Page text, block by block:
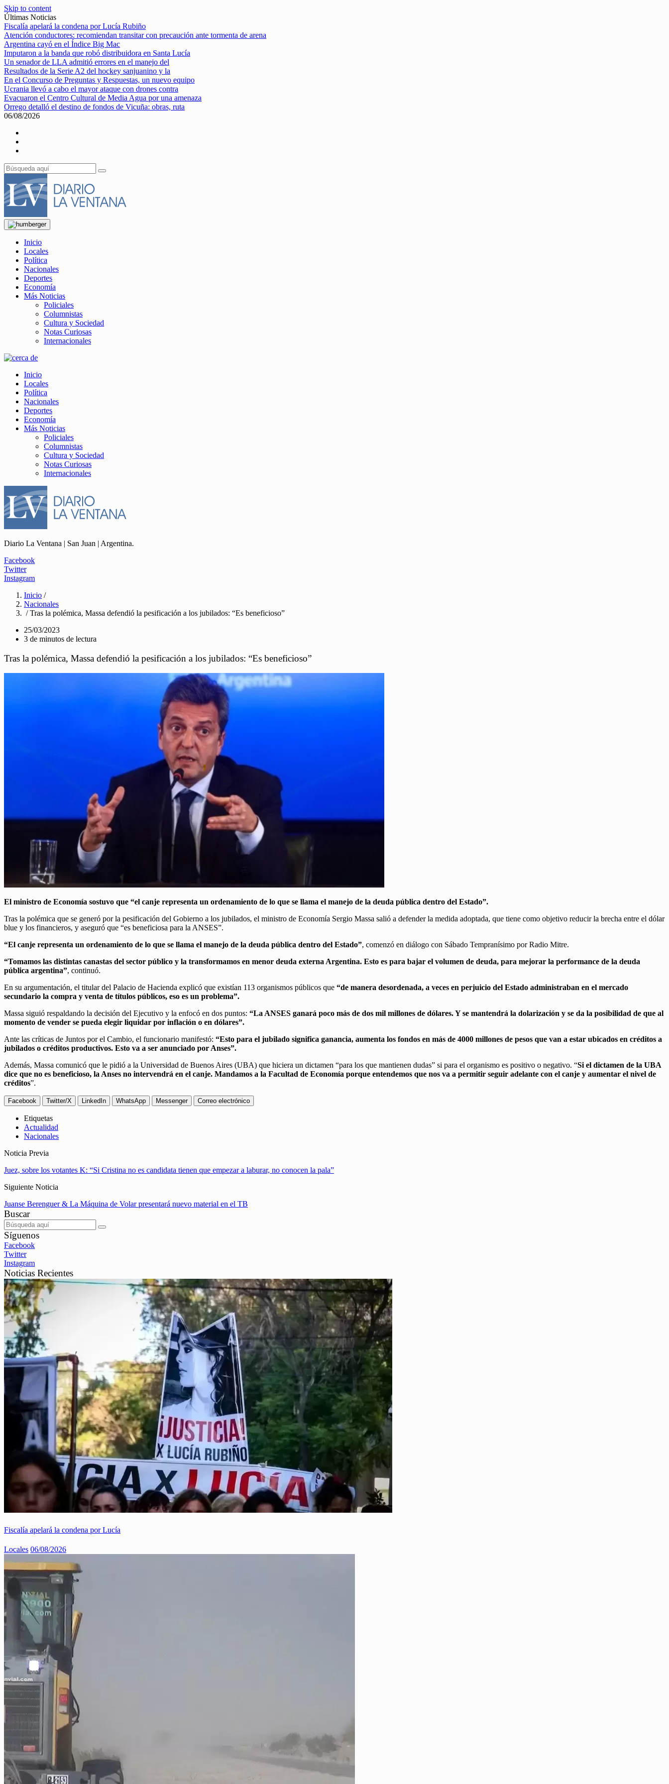
Skip to content
Últimas Noticias
Fiscalía apelará la condena por Lucía Rubiño
Atención conductores: recomiendan transitar con precaución ante tormenta de arena
Argentina cayó en el Índice Big Mac
Imputaron a la banda que robó distribuidora en Santa Lucía
Un senador de LLA admitió errores en el manejo del
Resultados de la Serie A2 del hockey sanjuanino y la
En el Concurso de Preguntas y Respuestas, un nuevo equipo
Ucrania llevó a cabo el mayor ataque con drones contra
Evacuaron el Centro Cultural de Media Agua por una amenaza
Orrego detalló el destino de fondos de Vicuña: obras, ruta
06/08/2026
Inicio
Locales
Política
Nacionales
Deportes
Economía
Más Noticias
Policiales
Columnistas
Cultura y Sociedad
Notas Curiosas
Internacionales
Inicio
Locales
Política
Nacionales
Deportes
Economía
Más Noticias
Policiales
Columnistas
Cultura y Sociedad
Notas Curiosas
Internacionales
Diario La Ventana | San Juan | Argentina.
Facebook
Twitter
Instagram
Inicio /
Nacionales
/ Tras la polémica, Massa defendió la pesificación a los jubilados: “Es beneficioso”
25/03/2023
3 de minutos de lectura
Tras la polémica, Massa defendió la pesificación a los jubilados: “Es beneficioso”
El ministro de Economía sostuvo que “el canje representa un ordenamiento de lo que se llama el manejo de la deuda pública dentro del Estado”.
Tras la polémica que se generó por la pesificación del Gobierno a los jubilados, el ministro de Economía Sergio Massa salió a defender la medida adoptada, que tiene como objetivo reducir la brecha entre el dólar
blue y los financieros, y aseguró que “es beneficiosa para la ANSES”.
“El canje representa un ordenamiento de lo que se llama el manejo de la deuda pública dentro del Estado”, comenzó en diálogo con Sábado Tempranísimo por Radio Mitre.
“Tomamos las distintas canastas del sector público y la transformamos en menor deuda externa Argentina. Esto es para bajar el volumen de deuda, para mejorar la performance de la deuda
pública argentina”, continuó.
En su argumentación, el titular del Palacio de Hacienda explicó que existían 113 organismos públicos que “de manera desordenada, a veces en perjuicio del Estado administraban en el mercado
secundario la compra y venta de títulos públicos, eso es un problema”.
Massa siguió respaldando la decisión del Ejecutivo y la enfocó en dos puntos: “La ANSES ganará poco más de dos mil millones de dólares. Y se mantendrá la dolarización y se da la posibilidad de que al
momento de vender se pueda elegir liquidar por inflación o en dólares”.
Ante las críticas de Juntos por el Cambio, el funcionario manifestó: “Esto para el jubilado significa ganancia, aumenta los fondos en más de 4000 millones de pesos que van a estar ubicados en créditos a
jubilados o créditos productivos. Esto va a ser anunciado por Anses”.
Además, Massa comunicó que le pidió a la Universidad de Buenos Aires (UBA) que hiciera un dictamen “para los que mantienen dudas” si para el organismo es positivo o negativo. “Si el dictamen de la UBA
dice que no es beneficioso, la Anses no intervendrá en el canje. Mandamos a la Facultad de Economía porque entendemos que nos va a permitir seguir adelante con el canje y aumentar el nivel de
créditos”.
Facebook Twitter/X LinkedIn WhatsApp Messenger Correo electrónico
Etiquetas
Actualidad
Nacionales
Noticia Previa
Juez, sobre los votantes K: “Si Cristina no es candidata tienen que empezar a laburar, no conocen la pala”
Siguiente Noticia
Juanse Berenguer & La Máquina de Volar presentará nuevo material en el TB
Buscar
Síguenos
Facebook
Twitter
Instagram
Noticias Recientes
Fiscalía apelará la condena por Lucía
Locales 06/08/2026